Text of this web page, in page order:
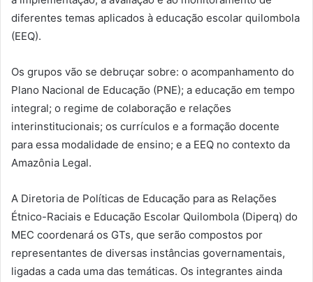
diferentes temas aplicados à educação escolar quilombola
(EEQ).
Os grupos vão se debruçar sobre: o acompanhamento do
Plano Nacional de Educação (PNE); a educação em tempo
integral; o regime de colaboração e relações
interinstitucionais; os currículos e a formação docente
para essa modalidade de ensino; e a EEQ no contexto da
Amazônia Legal.
A Diretoria de Políticas de Educação para as Relações
Étnico-Raciais e Educação Escolar Quilombola (Diperq) do
MEC coordenará os GTs, que serão compostos por
representantes de diversas instâncias governamentais,
ligadas a cada uma das temáticas. Os integrantes ainda